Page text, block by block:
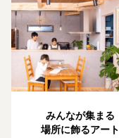
みんなが集まる
場所に飾るアート